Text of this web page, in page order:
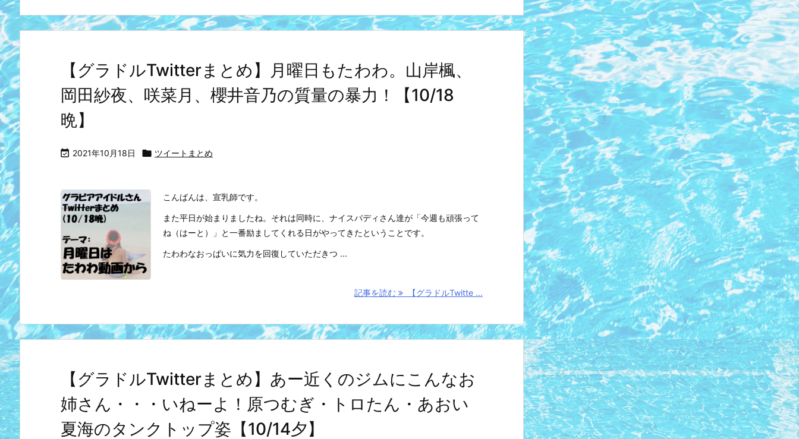
【グラドルTwitterまとめ】月曜日もたわわ。山岸楓、
岡田紗夜、咲菜月、櫻井音乃の質量の暴力！【10/18
晩】
 2021年10月18日  ツイートまとめ
こんばんは、宣乳師です。
また平日が始まりましたね。それは同時に、ナイスバディさん達が「今週も頑張って
ね（はーと）」と一番励ましてくれる日がやってきたということです。
たわわなおっぱいに気力を回復していただきつ ...
記事を読む 【グラドルTwitte ...
【グラドルTwitterまとめ】あー近くのジムにこんなお
姉さん・・・いねーよ！原つむぎ・トロたん・あおい
夏海のタンクトップ姿【10/14夕】